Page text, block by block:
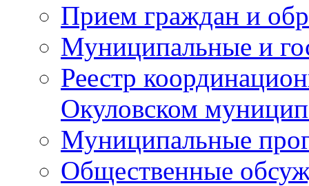
Прием граждан и
Муниципальные и
Реестр
Окуловском
Муниципальные
Общественные